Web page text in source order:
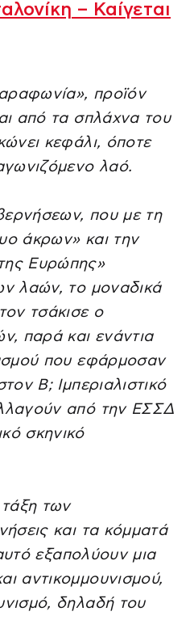
– Καίγεται
προϊόν
από τα σπλάχνα του
κεφάλι, όποτε
λαό.
που με τη
άκρων» και την
Ευρώπης»
λαών, το μοναδικά
τσάκισε ο
παρά και ενάντια
που εφάρμοσαν
B; Ιμπεριαλιστικό
από την ΕΣΣΔ
σκηνικό
των
και τα κόμματά
εξαπολύουν μια
αντικομμουνισμού,
δηλαδή του